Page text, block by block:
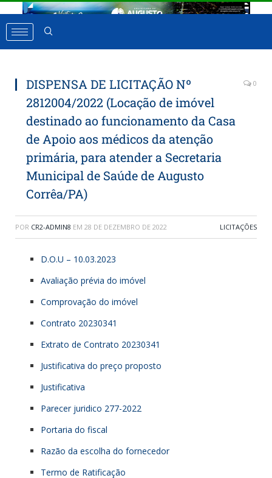
DISPENSA DE LICITAÇÃO Nº
2812004/2022 (Locação de imóvel
destinado ao funcionamento da Casa
de Apoio aos médicos da atenção
primária, para atender a Secretaria
Municipal de Saúde de Augusto
Corrêa/PA)
0
POR CR2-ADMIN8 EM 28 DE DEZEMBRO DE 2022 LICITAÇÕES
D.O.U – 10.03.2023
Avaliação prévia do imóvel
Comprovação do imóvel
Contrato 20230341
Extrato de Contrato 20230341
Justificativa do preço proposto
Justificativa
Parecer juridico 277-2022
Portaria do fiscal
Razão da escolha do fornecedor
Termo de Ratificação